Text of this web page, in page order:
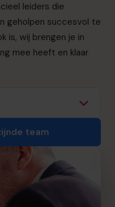
leiders die
geholpen succesvol te
is, wij brengen je in
mee heeft en klaar
team